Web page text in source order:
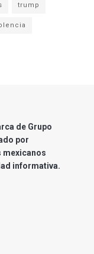
trump
de Grupo
por
mexicanos
informativa.